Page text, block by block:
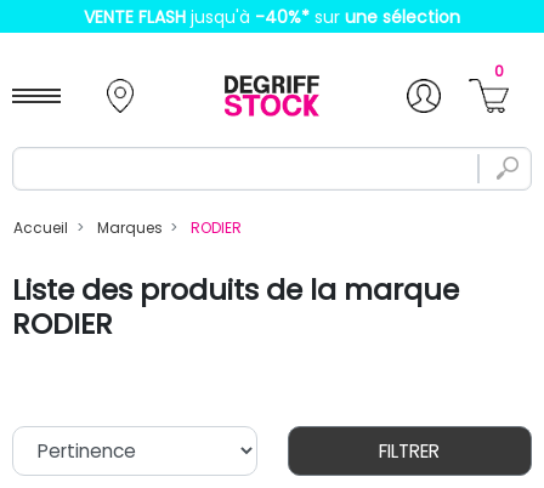
VENTE FLASH jusqu'à -40%* sur une sélection
0
Accueil Marques RODIER
Liste des produits de la marque
RODIER
FILTRER